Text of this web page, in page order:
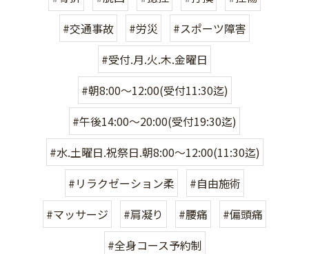
#交通事故
#労災
#スポーツ障害
#受付.月.火.木.金曜日
#朝8:00〜12:00(受付11:30迄)
#午後14:00〜20:00(受付19:30迄)
#水.土曜日.祝祭日.朝8:00〜12:00(11:30迄)
#リラクゼーション柔
#自由施術
#マッサージ
#肩凝り #腰痛
#偏頭痛
#全身コース予約制